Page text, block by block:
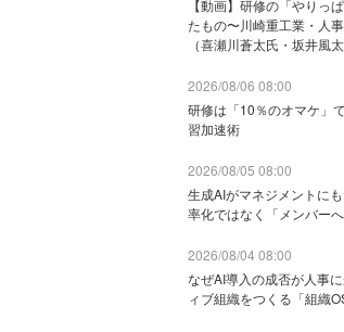
【動画】研修の「やりっ
たもの〜川崎重工業・人
（喜瀬川蒼太氏・坂井風太
2026/08/06 08:00
研修は「10％のオマケ
習加速術
2026/08/05 08:00
生成AIがマネジメントに
率化ではなく「メンバー
2026/08/04 08:00
なぜAI導入の成否が人事
ィブ組織をつくる「組織